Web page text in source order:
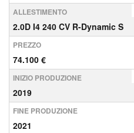
ALLESTIMENTO
2.0D I4 240 CV R-Dynamic S
PREZZO
74.100 €
INIZIO PRODUZIONE
2019
FINE PRODUZIONE
2021